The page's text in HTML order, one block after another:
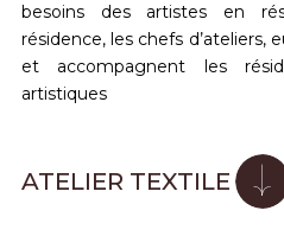
besoins des artistes en
résidence, les chefs d’ateliers,
et accompagnent les
artistiques
ATELIER TEXTILE